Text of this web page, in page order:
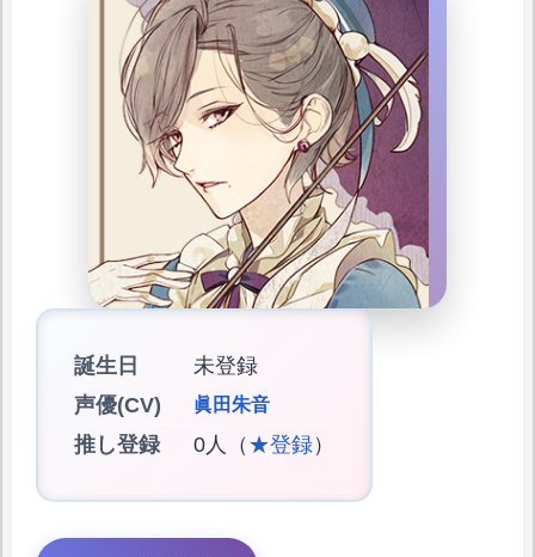
誕生日
未登録
声優(CV)
眞田朱音
推し登録 0人（ ★登録）